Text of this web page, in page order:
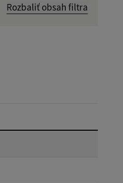
Rozbaliť obsah filtra